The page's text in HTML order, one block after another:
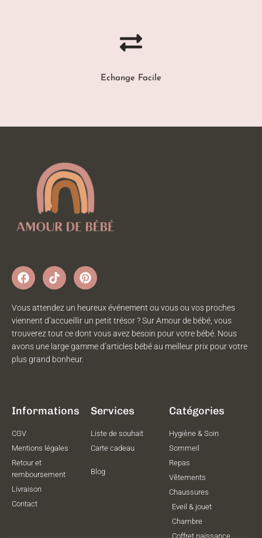
Echange Facile
Vous attendez un heureux événement ou vous ou vos proches
viennent d’accueillir un petit trésor ? Sur Amour de bébé, vous
trouverez tout ce dont vous avez besoin pour votre bébé. Nous
avons une large gamme d’articles bébé au meilleur prix pour votre
plus grand bonheur.
Informations
CGV
Mentions légales
Retour et
remboursement
Livraison
Contact
Services
Liste de souhait
Carte cadeau
Blog
Catégories
Hygiène & Soin
Sommeil
Repas
Vêtements
Chaussures
Eveil & jouet
Chambre
Coffret naissance